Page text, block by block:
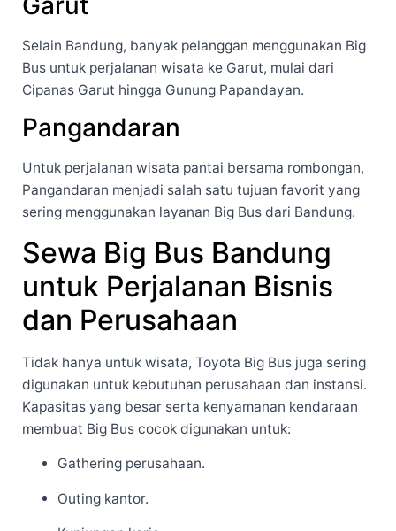
Selain Bandung, banyak pelanggan menggunakan Big
Bus untuk perjalanan wisata ke Garut, mulai dari
Cipanas Garut hingga Gunung Papandayan.
Pangandaran
Untuk perjalanan wisata pantai bersama rombongan,
Pangandaran menjadi salah satu tujuan favorit yang
sering menggunakan layanan Big Bus dari Bandung.
Sewa Big Bus Bandung
untuk Perjalanan Bisnis
dan Perusahaan
Tidak hanya untuk wisata, Toyota Big Bus juga sering
digunakan untuk kebutuhan perusahaan dan instansi.
Kapasitas yang besar serta kenyamanan kendaraan
membuat Big Bus cocok digunakan untuk:
Gathering perusahaan.
Outing kantor.